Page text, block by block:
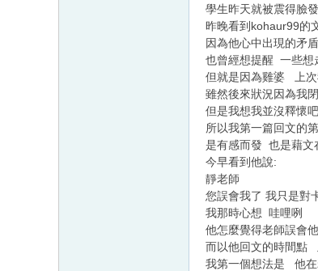
學生昨天就被震得臉
昨晚看到kohaur99
因為他心中出現的矛
也曾經想提醒 一些想
但就是因為雞婆 上
雖然後來狀況因為我
但是我想我並沒釋懷吧
所以我第一篇回文的
是有感而發 也是藉文
今早看到他說:
靜老師
您誤會我了 我只是對
我那時心想 哇哩咧
他怎麼覺得老師誤會
而以他回文的時間點
我第一個想法是 他